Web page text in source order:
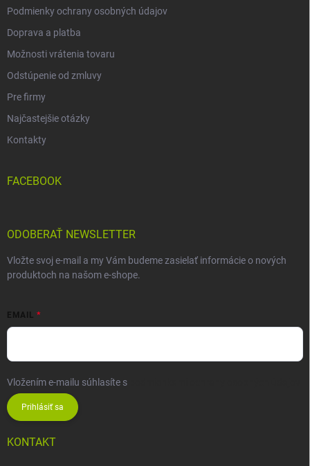
Podmienky ochrany osobných údajov
Doprava a platba
Možnosti vrátenia tovaru
Odstúpenie od zmluvy
Pre firmy
Najčastejšie otázky
Kontakty
FACEBOOK
ODOBERAŤ NEWSLETTER
Vložte svoj e-mail a my Vám budeme zasielať informácie o nových
produktoch na našom e-shope.
EMAIL
Vložením e-mailu súhlasíte s
Prihlásiť sa
KONTAKT